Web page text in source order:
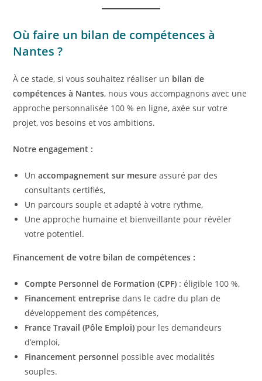
Où faire un bilan de compétences à
Nantes ?
À ce stade, si vous souhaitez réaliser un bilan de
compétences à Nantes, nous vous accompagnons avec une
approche personnalisée 100 % en ligne, axée sur votre
projet, vos besoins et vos ambitions.
Notre engagement :
Unaccompagnement sur mesure assuré par des
consultants certifiés,
Un parcours souple et adapté à votre rythme,
Une approche humaine et bienveillante pour révéler
votre potentiel.
Financement de votre bilan de compétences :
Compte Personnel de Formation (CPF) : éligible 100 %,
Financement entreprise dans le cadre du plan de
développement des compétences,
France Travail (Pôle Emploi) pour les demandeurs
d’emploi,
Financement personnel possible avec modalités
souples.